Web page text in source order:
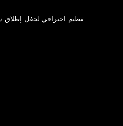
تنظيم احترافي لحفل إطلاق